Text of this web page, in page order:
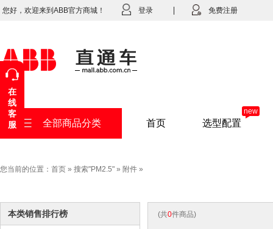
您好，欢迎来到ABB官方商城！ 登录 免费注册
全部商品分类 首页 选型配置
new
您当前的位置： 首页 » 搜索"PM2.5" » 附件 »
本类销售排行榜 (共0件商品)
在
线
客
服